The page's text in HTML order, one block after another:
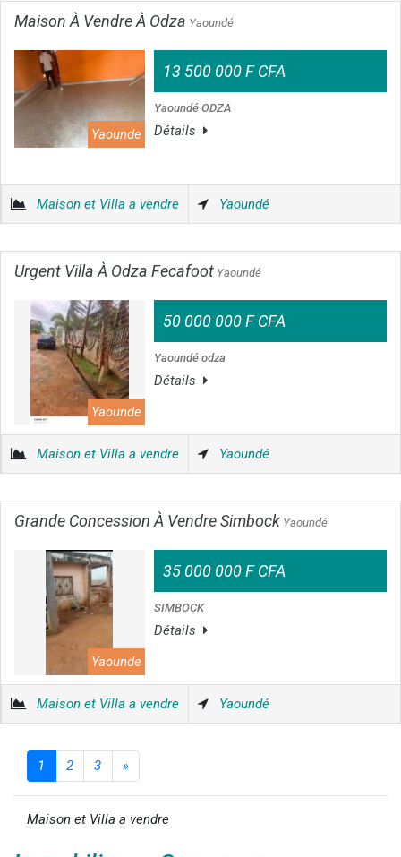
Maison À Vendre À Odza Yaoundé
Yaounde
13 500 000 F CFA
Yaoundé ODZA
Détails
Maison et Villa a vendre Yaoundé
Urgent Villa À Odza Fecafoot Yaoundé
Yaounde
50 000 000 F CFA
Yaoundé odza
Détails
Maison et Villa a vendre Yaoundé
Grande Concession À Vendre Simbock Yaoundé
Yaounde
35 000 000 F CFA
SIMBOCK
Détails
Maison et Villa a vendre Yaoundé
1 2 3 »
Maison et Villa a vendre